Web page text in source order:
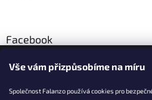
Vše vám přizpůsobíme na míru
Společnost Falanzo používá cookies pro
Facebook